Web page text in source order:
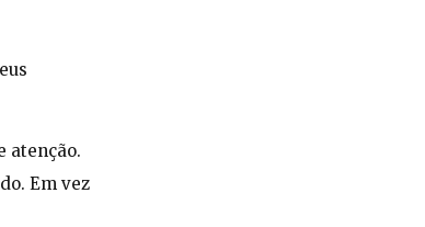
atenção.
Em vez